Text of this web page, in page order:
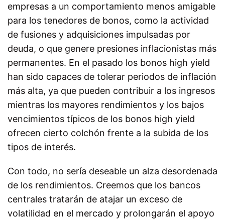
empresas a un comportamiento menos amigable
para los tenedores de bonos, como la actividad
de fusiones y adquisiciones impulsadas por
deuda, o que genere presiones inflacionistas más
permanentes. En el pasado los bonos high yield
han sido capaces de tolerar periodos de inflación
más alta, ya que pueden contribuir a los ingresos
mientras los mayores rendimientos y los bajos
vencimientos típicos de los bonos high yield
ofrecen cierto colchón frente a la subida de los
tipos de interés.
Con todo, no sería deseable un alza desordenada
de los rendimientos. Creemos que los bancos
centrales tratarán de atajar un exceso de
volatilidad en el mercado y prolongarán el apoyo